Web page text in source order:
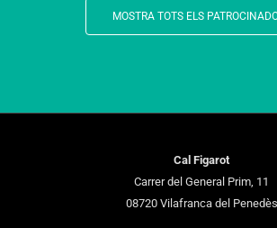
MOSTRA TOTS ELS
Cal Figarot
Carrer del General Prim, 11
08720 Vilafranca del Penedès